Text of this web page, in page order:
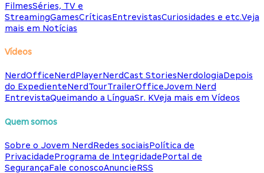
FilmesSéries, TV e
StreamingGamesCríticasEntrevistasCuriosidades e etc.Veja
mais em Notícias
Vídeos
NerdOfficeNerdPlayerNerdCast StoriesNerdologiaDepois
do ExpedienteNerdTourTrailerOfficeJovem Nerd
EntrevistaQueimando a LínguaSr. KVeja mais em Vídeos
Quem somos
Sobre o Jovem NerdRedes sociaisPolítica de
PrivacidadePrograma de IntegridadePortal de
SegurançaFale conoscoAnuncieRSS